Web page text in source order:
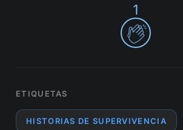
1
ETIQUETAS
HISTORIAS DE SUPERVIVENCIA